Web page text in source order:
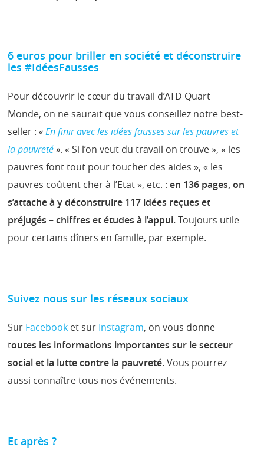
6 euros pour briller en société et déconstruire
les #IdéesFausses
Pour découvrir le cœur du travail d’ATD Quart
Monde, on ne saurait que vous conseillez notre best-
seller :«En finir avec les idées fausses sur les pauvres et
la pauvreté». « Si l’on veut du travail on trouve », « les
pauvres font tout pour toucher des aides », « les
pauvres coûtent cher à l’Etat », etc. :en 136 pages, on
s’attache à y déconstruire 117 idées reçues et
préjugés – chiffres et études à l’appui.Toujours utile
pour certains dîners en famille, par exemple.
Suivez nous sur les réseaux sociaux
Sur Facebook et sur Instagram, on vous donne
toutes les informations importantes sur le secteur
social et la lutte contre la pauvreté.Vous pourrez
aussi connaître tous nos événements.
Et après ?